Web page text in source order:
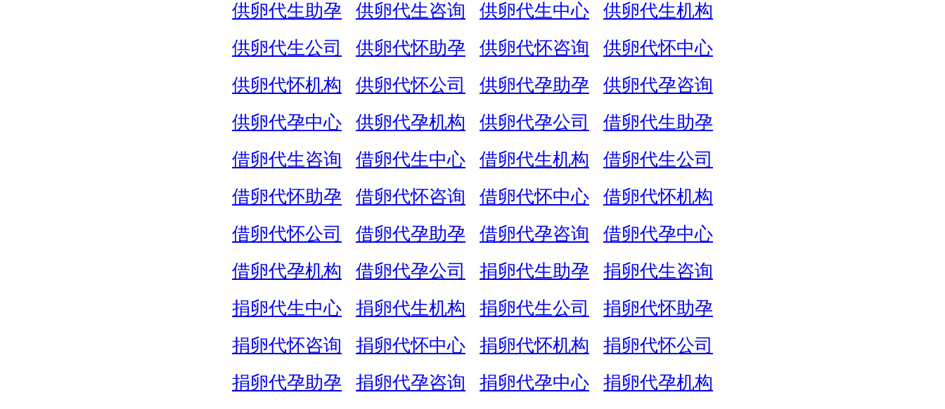
供卵代生助孕
供卵代生咨询 供卵代生中心
供卵代生机构
供卵代生公司
供卵代怀助孕 供卵代怀咨询
供卵代怀中心
供卵代怀机构
供卵代怀公司 供卵代孕助孕
供卵代孕咨询
供卵代孕中心
供卵代孕机构 供卵代孕公司
借卵代生助孕
借卵代生咨询
借卵代生中心 借卵代生机构
借卵代生公司
借卵代怀助孕
借卵代怀咨询 借卵代怀中心
借卵代怀机构
借卵代怀公司
借卵代孕助孕 借卵代孕咨询
借卵代孕中心
借卵代孕机构
借卵代孕公司 捐卵代生助孕
捐卵代生咨询
捐卵代生中心
捐卵代生机构 捐卵代生公司
捐卵代怀助孕
捐卵代怀咨询
捐卵代怀中心 捐卵代怀机构
捐卵代怀公司
捐卵代孕助孕
捐卵代孕咨询 捐卵代孕中心
捐卵代孕机构